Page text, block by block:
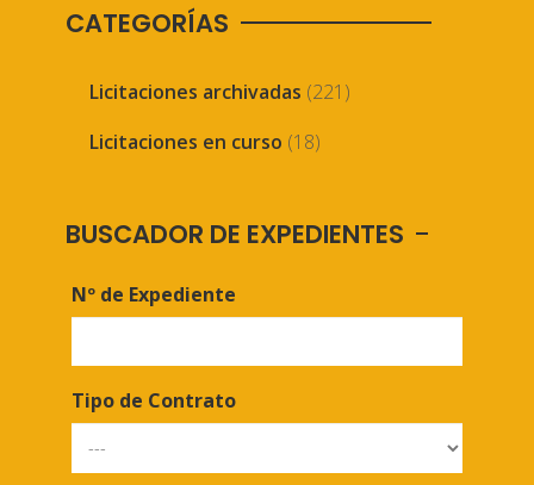
CATEGORÍAS
Licitaciones archivadas (221)
Licitaciones en curso (18)
BUSCADOR DE EXPEDIENTES
Nº de Expediente
Tipo de Contrato